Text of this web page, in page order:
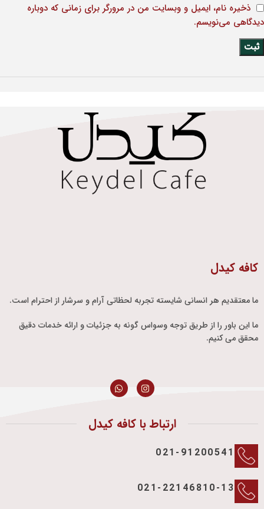
ذخیره نام، ایمیل و وبسایت من در مرورگر برای زمانی که دوباره
دیدگاهی می‌نویسم.
کافه کیدل
ما معتقدیم هر انسانی شایسته تجربه لحظاتی آرام و سرشار از احترام است.
ما این باور را از طریق توجه وسواس گونه به جزئیات و ارائه خدمات دقیق
محقق می کنیم.
ارتباط با کافه کیدل
021-91200541
021-22146810-13